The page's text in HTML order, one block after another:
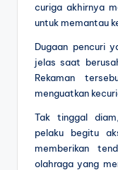
curiga akhirnya
untuk memantau
Dugaan pencuri
jelas saat
Rekaman
menguatkan
Tak tinggal
pelaku begitu
memberikan
olahraga yang